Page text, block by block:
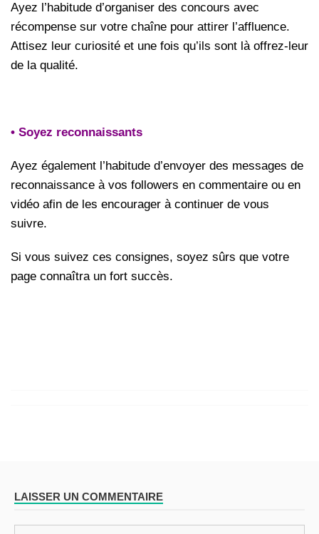
Ayez l’habitude d’organiser des concours avec
récompense sur votre chaîne pour attirer l’affluence.
Attisez leur curiosité et une fois qu’ils sont là offrez-leur
de la qualité.
• Soyez reconnaissants
Ayez également l’habitude d’envoyer des messages de
reconnaissance à vos followers en commentaire ou en
vidéo afin de les encourager à continuer de vous
suivre.
Si vous suivez ces consignes, soyez sûrs que votre
page connaîtra un fort succès.
LAISSER UN COMMENTAIRE